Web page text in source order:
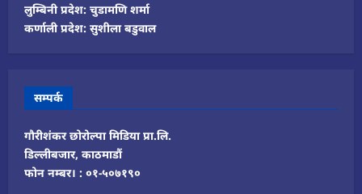
लुम्बिनी प्रदेश: चुडामणि शर्मा
कर्णाली प्रदेश: सुशीला बडुवाल
सम्पर्क
गौरीशंकर छोरोल्पा मिडिया प्रा.लि.
डिल्लीबजार, काठमाडौं
फोन नम्बर। : ०१-५०७१९०